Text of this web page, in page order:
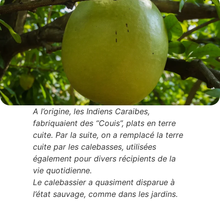
A l’origine, les Indiens Caraibes,
fabriquaient des “Couis”, plats en terre
cuite. Par la suite, on a remplacé la terre
cuite par les calebasses, utilisées
également pour divers récipients de la
vie quotidienne.
Le calebassier a quasiment disparue à
l’état sauvage, comme dans les jardins.